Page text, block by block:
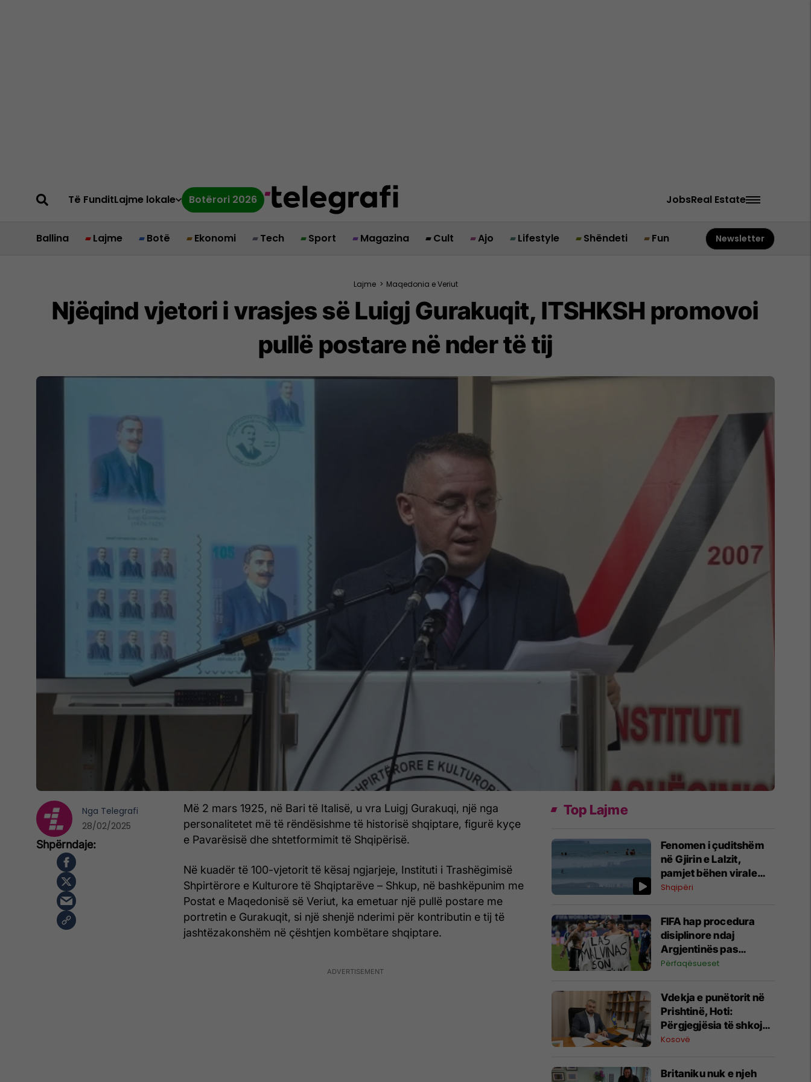
Të FunditLajme lokale Botërori 2026 JobsReal Estate
Ballina Lajme Botë Ekonomi Tech Sport Magazina Cult Ajo Lifestyle Shëndeti Fun Newsletter
Lajme > Maqedonia e Veriut
Njëqind vjetori i vrasjes së Luigj Gurakuqit, ITSHKSH promovoi
pullë postare në nder të tij
Më 2 mars 1925, në Bari të Italisë, u vra Luigj Gurakuqi, një nga
personalitetet më të rëndësishme të historisë shqiptare, figurë kyçe
e Pavarësisë dhe shtetformimit të Shqipërisë.
Në kuadër të 100-vjetorit të kësaj ngjarjeje, Instituti i Trashëgimisë
Shpirtërore e Kulturore të Shqiptarëve – Shkup, në bashkëpunim me
Postat e Maqedonisë së Veriut, ka emetuar një pullë postare me
portretin e Gurakuqit, si një shenjë nderimi për kontributin e tij të
jashtëzakonshëm në çështjen kombëtare shqiptare.
Nga Telegrafi
28/02/2025
Top Lajme
Fenomen i çuditshëm
në Gjirin e Lalzit,
pamjet bëhen virale
(Video)
Shqipëri
FIFA hap procedura
disiplinore ndaj
Argjentinës pas
incidentit në Kupën e
Përfaqësueset
Vdekja e punëtorit në
Prishtinë, Hoti:
Përgjegjësia të shkojë
deri në fund, do të
dronë
Kosovë
Britaniku nuk e njeh